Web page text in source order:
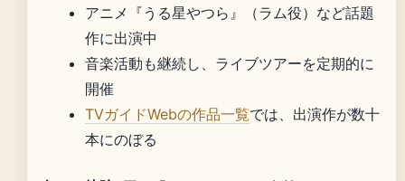
アニメ『うる星やつら』（ラム役）など話題
作に出演中
音楽活動も継続し、ライブツアーを定期的に
開催
TVガイドWebの作品一覧では、出演作が数十
本にのぼる